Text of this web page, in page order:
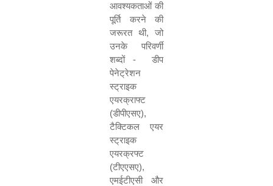
आवश्यकताओं की
पूर्ति करने की
जरूरत थी, जो
उनके परिवर्णी
शब्दों -
डीप
पेनेट्रेशन
स्ट्राइक
एयरक्राफ्ट
(डीपीएसए),
टैक्टिकल एयर
स्ट्राइक
एयरक्रफ्ट
(टीएएसए),
एमईटीएसी और